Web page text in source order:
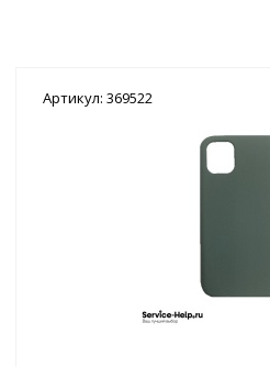
Артикул: 369522